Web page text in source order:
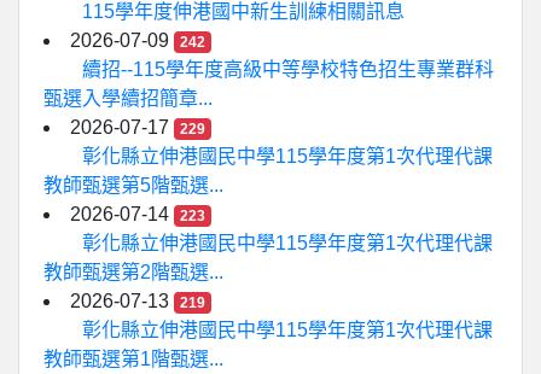
115學年度伸港國中新生訓練相關訊息
2026-07-09
242
續招--115學年度高級中等學校特色招生專業群科
甄選入學續招簡章...
2026-07-17
229
彰化縣立伸港國民中學115學年度第1次代理代課
教師甄選第5階甄選...
2026-07-14
223
彰化縣立伸港國民中學115學年度第1次代理代課
教師甄選第2階甄選...
2026-07-13
219
彰化縣立伸港國民中學115學年度第1次代理代課
教師甄選第1階甄選...